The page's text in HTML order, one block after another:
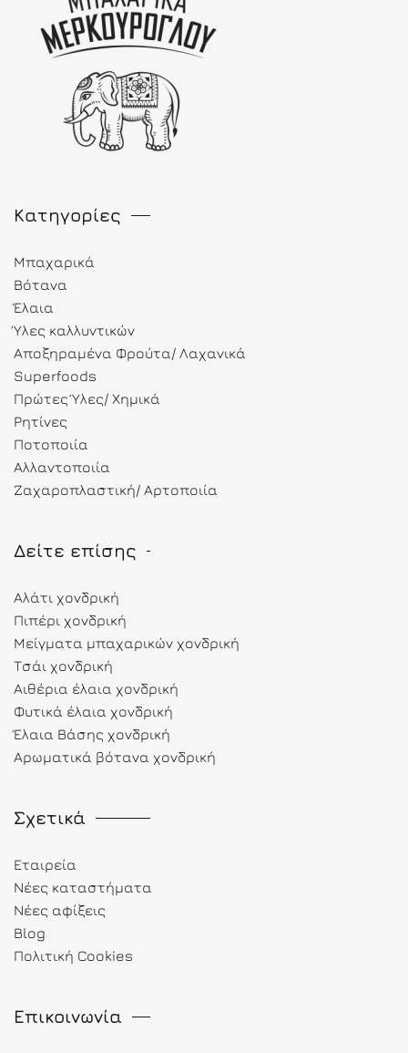
Κατηγορίες
Μπαχαρικά
Βότανα
Έλαια
Ύλες καλλυντικών
Αποξηραμένα Φρούτα/ Λαχανικά
Superfoods
Πρώτες Ύλες/ Χημικά
Ρητίνες
Ποτοποιία
Αλλαντοποιία
Ζαχαροπλαστική/ Αρτοποιία
Δείτε επίσης
Αλάτι χονδρική
Πιπέρι χονδρική
Μείγματα μπαχαρικών χονδρική
Τσάι χονδρική
Αιθέρια έλαια χονδρική
Φυτικά έλαια χονδρική
Έλαια Βάσης χονδρική
Αρωματικά βότανα χονδρική
Σχετικά
Εταιρεία
Νέες καταστήματα
Νέες αφίξεις
Blog
Πολιτική Cookies
Επικοινωνία